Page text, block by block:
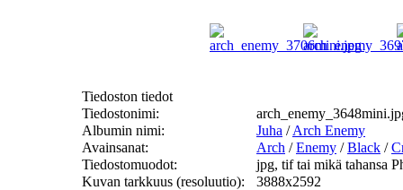
Tiedoston tiedot
Tiedostonimi:
Albumin nimi:
Juha /Arch Enemy
Avainsanat:
Arch /Enemy /Black /
Tiedostomuodot:
jpg, tif tai mikä tahansa
Kuvan tarkkuus (resoluutio):
3888x2592